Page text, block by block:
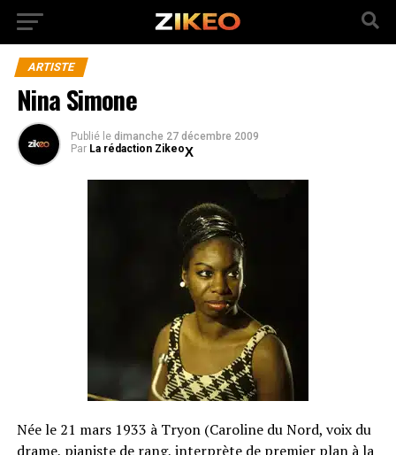
ARTISTE
Nina Simone
Publié le dimanche 27 décembre 2009
Par La rédaction Zikeo
Née le 21 mars 1933 à Tryon (Caroline du Nord, voix du
drame, pianiste de rang, interprète de premier plan à la